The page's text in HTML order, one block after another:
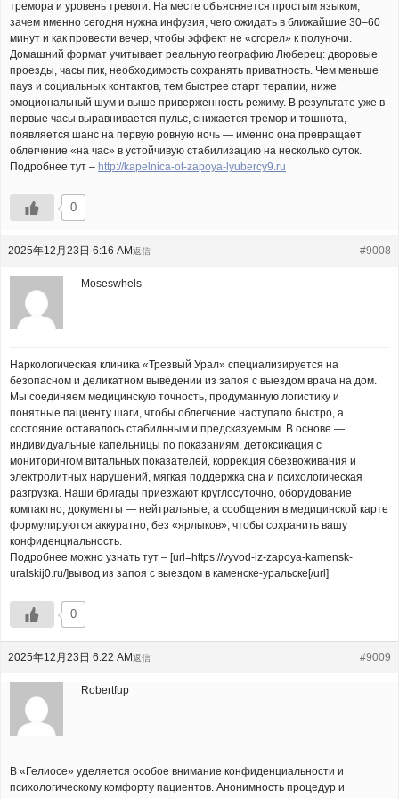
тремора и уровень тревоги. На месте объясняется простым языком,
зачем именно сегодня нужна инфузия, чего ожидать в ближайшие 30–60
минут и как провести вечер, чтобы эффект не «сгорел» к полуночи.
Домашний формат учитывает реальную географию Люберец: дворовые
проезды, часы пик, необходимость сохранять приватность. Чем меньше
пауз и социальных контактов, тем быстрее старт терапии, ниже
эмоциональный шум и выше приверженность режиму. В результате уже в
первые часы выравнивается пульс, снижается тремор и тошнота,
появляется шанс на первую ровную ночь — именно она превращает
облегчение «на час» в устойчивую стабилизацию на несколько суток.
Подробнее тут – http://kapelnica-ot-zapoya-lyubercy9.ru
0
2025年12月23日 6:16 AM #9008
返信
Moseswhels
Наркологическая клиника «Трезвый Урал» специализируется на
безопасном и деликатном выведении из запоя с выездом врача на дом.
Мы соединяем медицинскую точность, продуманную логистику и
понятные пациенту шаги, чтобы облегчение наступало быстро, а
состояние оставалось стабильным и предсказуемым. В основе —
индивидуальные капельницы по показаниям, детоксикация с
мониторингом витальных показателей, коррекция обезвоживания и
электролитных нарушений, мягкая поддержка сна и психологическая
разгрузка. Наши бригады приезжают круглосуточно, оборудование
компактно, документы — нейтральные, а сообщения в медицинской карте
формулируются аккуратно, без «ярлыков», чтобы сохранить вашу
конфиденциальность.
Подробнее можно узнать тут – [url=https://vyvod-iz-zapoya-kamensk-
uralskij0.ru/]вывод из запоя с выездом в каменске-уральске[/url]
0
2025年12月23日 6:22 AM #9009
返信
Robertfup
В «Гелиосе» уделяется особое внимание конфиденциальности и
психологическому комфорту пациентов. Анонимность процедур и